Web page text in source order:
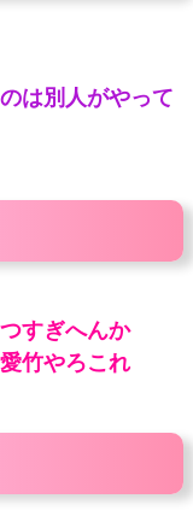
は別人がやって
すぎへんか
竹やろこれ